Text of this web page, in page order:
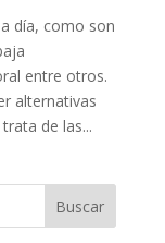
día, como son
entre otros.
alternativas
de las...